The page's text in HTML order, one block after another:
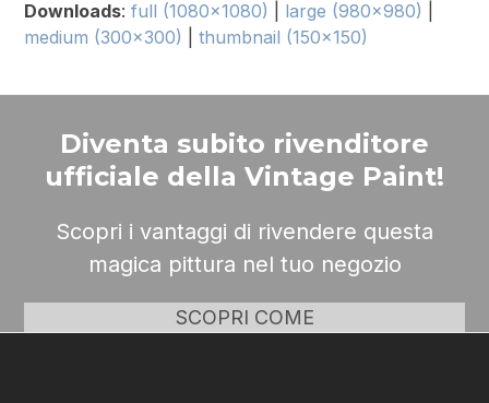
Downloads:full (1080x1080) large (980x980)
medium (300x300)
|thumbnail (150x150)
Diventa subito rivenditore
ufficiale della Vintage Paint!
Scopri i vantaggi di rivendere questa
magica pittura nel tuo negozio
SCOPRI COME